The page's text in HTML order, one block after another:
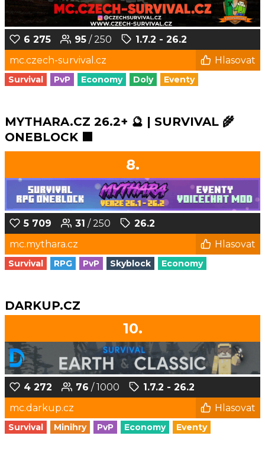
6 275 95 / 250
1.7.2 - 26.2
mc.czech-survival.cz
Hlasovat
Survival PvP Economy Doly Eventy
MYTHARA.CZ 26.2+ 🔮 | SURVIVAL 🌾
ONEBLOCK 🟩
8.
5 709 31 / 250
26.2
mc.mythara.cz
Hlasovat
Survival RPG PvP Skyblock Economy
DARKUP.CZ
10.
4 272 76 / 1000
1.7.2 - 26.2
mc.darkup.cz
Hlasovat
Survival Minihry PvP Economy Eventy